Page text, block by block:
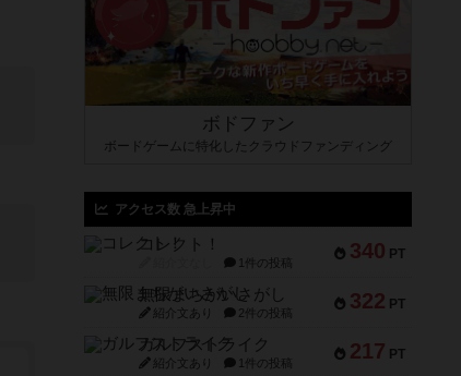
ボドファン
ボードゲームに特化したクラウドファンディング
アクセス数 急上昇中
340 PT
コレクト！
1件の投稿
322 PT
無限まちがいさがし
紹介文あり 2件の投稿
217 PT
ガルフストライク
紹介文あり 1件の投稿